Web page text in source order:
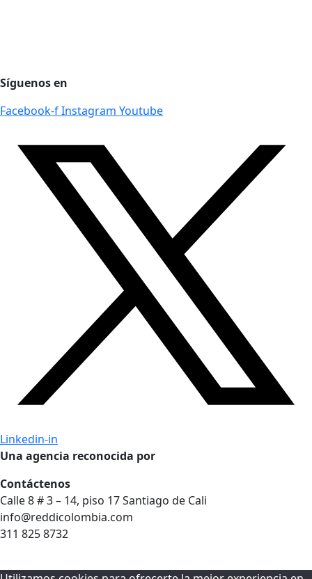
Síguenos en
Facebook-fInstagram Youtube
Linkedin-in
Una agencia reconocida por
Contáctenos
Calle 8 # 3 – 14, piso 17 Santiago de Cali
info@reddicolombia.com
311 825 8732